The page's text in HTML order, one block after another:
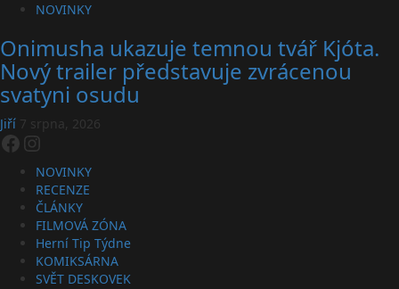
NOVINKY
Onimusha ukazuje temnou tvář Kjóta.
Nový trailer představuje zvrácenou
svatyni osudu
Jiří 7 srpna, 2026
Facebook
Instagram
NOVINKY
RECENZE
ČLÁNKY
FILMOVÁ ZÓNA
Herní Tip Týdne
KOMIKSÁRNA
SVĚT DESKOVEK